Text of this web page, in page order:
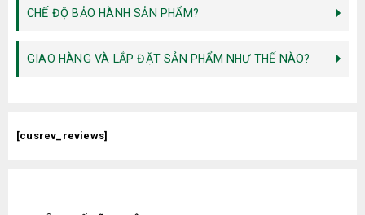
CHẾ ĐỘ BẢO HÀNH SẢN PHẨM?
GIAO HÀNG VÀ LẮP ĐẶT SẢN PHẨM NHƯ THẾ NÀO?
[cusrev_reviews]